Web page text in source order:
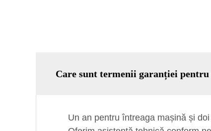
Care sunt termenii garanției pentru
Un an pentru întreaga mașină și